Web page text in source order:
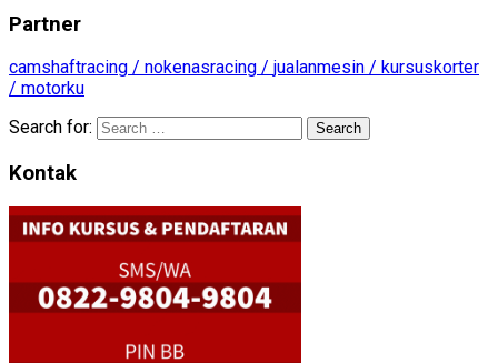
Partner
camshaftracing / nokenasracing / jualanmesin / kursuskorter
/ motorku
Search for:
Kontak